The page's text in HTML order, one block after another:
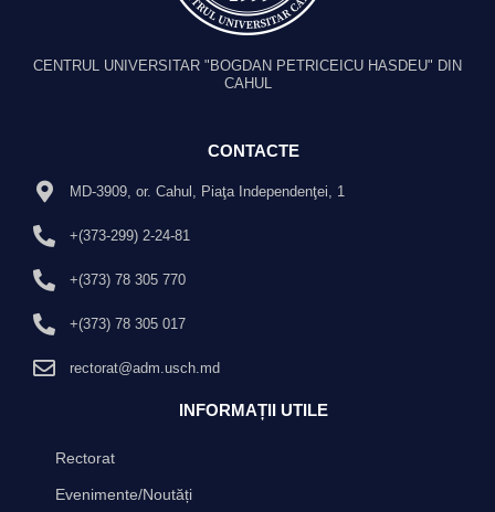
CENTRUL UNIVERSITAR "BOGDAN PETRICEICU HASDEU" DIN
CAHUL
CONTACTE
MD-3909, or. Cahul, Piaţa Independenţei, 1
+(373-299) 2-24-81
+(373) 78 305 770
+(373) 78 305 017
rectorat@adm.usch.md
INFORMAȚII UTILE
Rectorat
Evenimente/Noutăți